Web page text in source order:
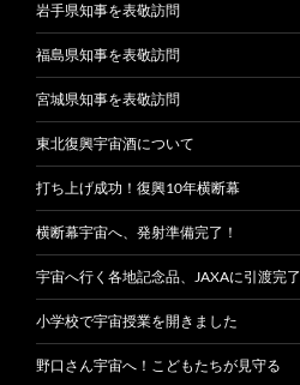
岩手県知事を表敬訪問
福島県知事を表敬訪問
宮城県知事を表敬訪問
東北復興宇宙酒について
打ち上げ成功！復興10年横断幕
横断幕宇宙へ、発射準備完了！
宇宙へ行く各地記念品、JAXAに引渡完了
小学校で宇宙授業を開きました
野口さん宇宙へ！こどもたちが見守る